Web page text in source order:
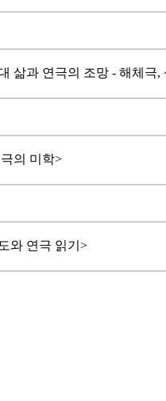
삶과 연극의 조망 - 해체극,
의 미학>
와 연극 읽기>